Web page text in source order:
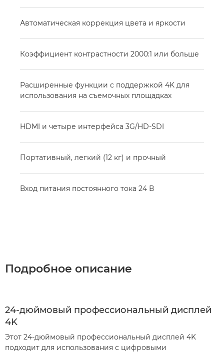
Автоматическая коррекция цвета и яркости
Коэффициент контрастности 2000:1 или больше
Расширенные функции с поддержкой 4K для
использования на съемочных площадках
HDMI и четыре интерфейса 3G/HD-SDI
Портативный, легкий (12 кг) и прочный
Вход питания постоянного тока 24 В
Подробное описание
24-дюймовый профессиональный дисплей
4K
Этот 24-дюймовый профессиональный дисплей 4K
подходит для использования с цифровыми